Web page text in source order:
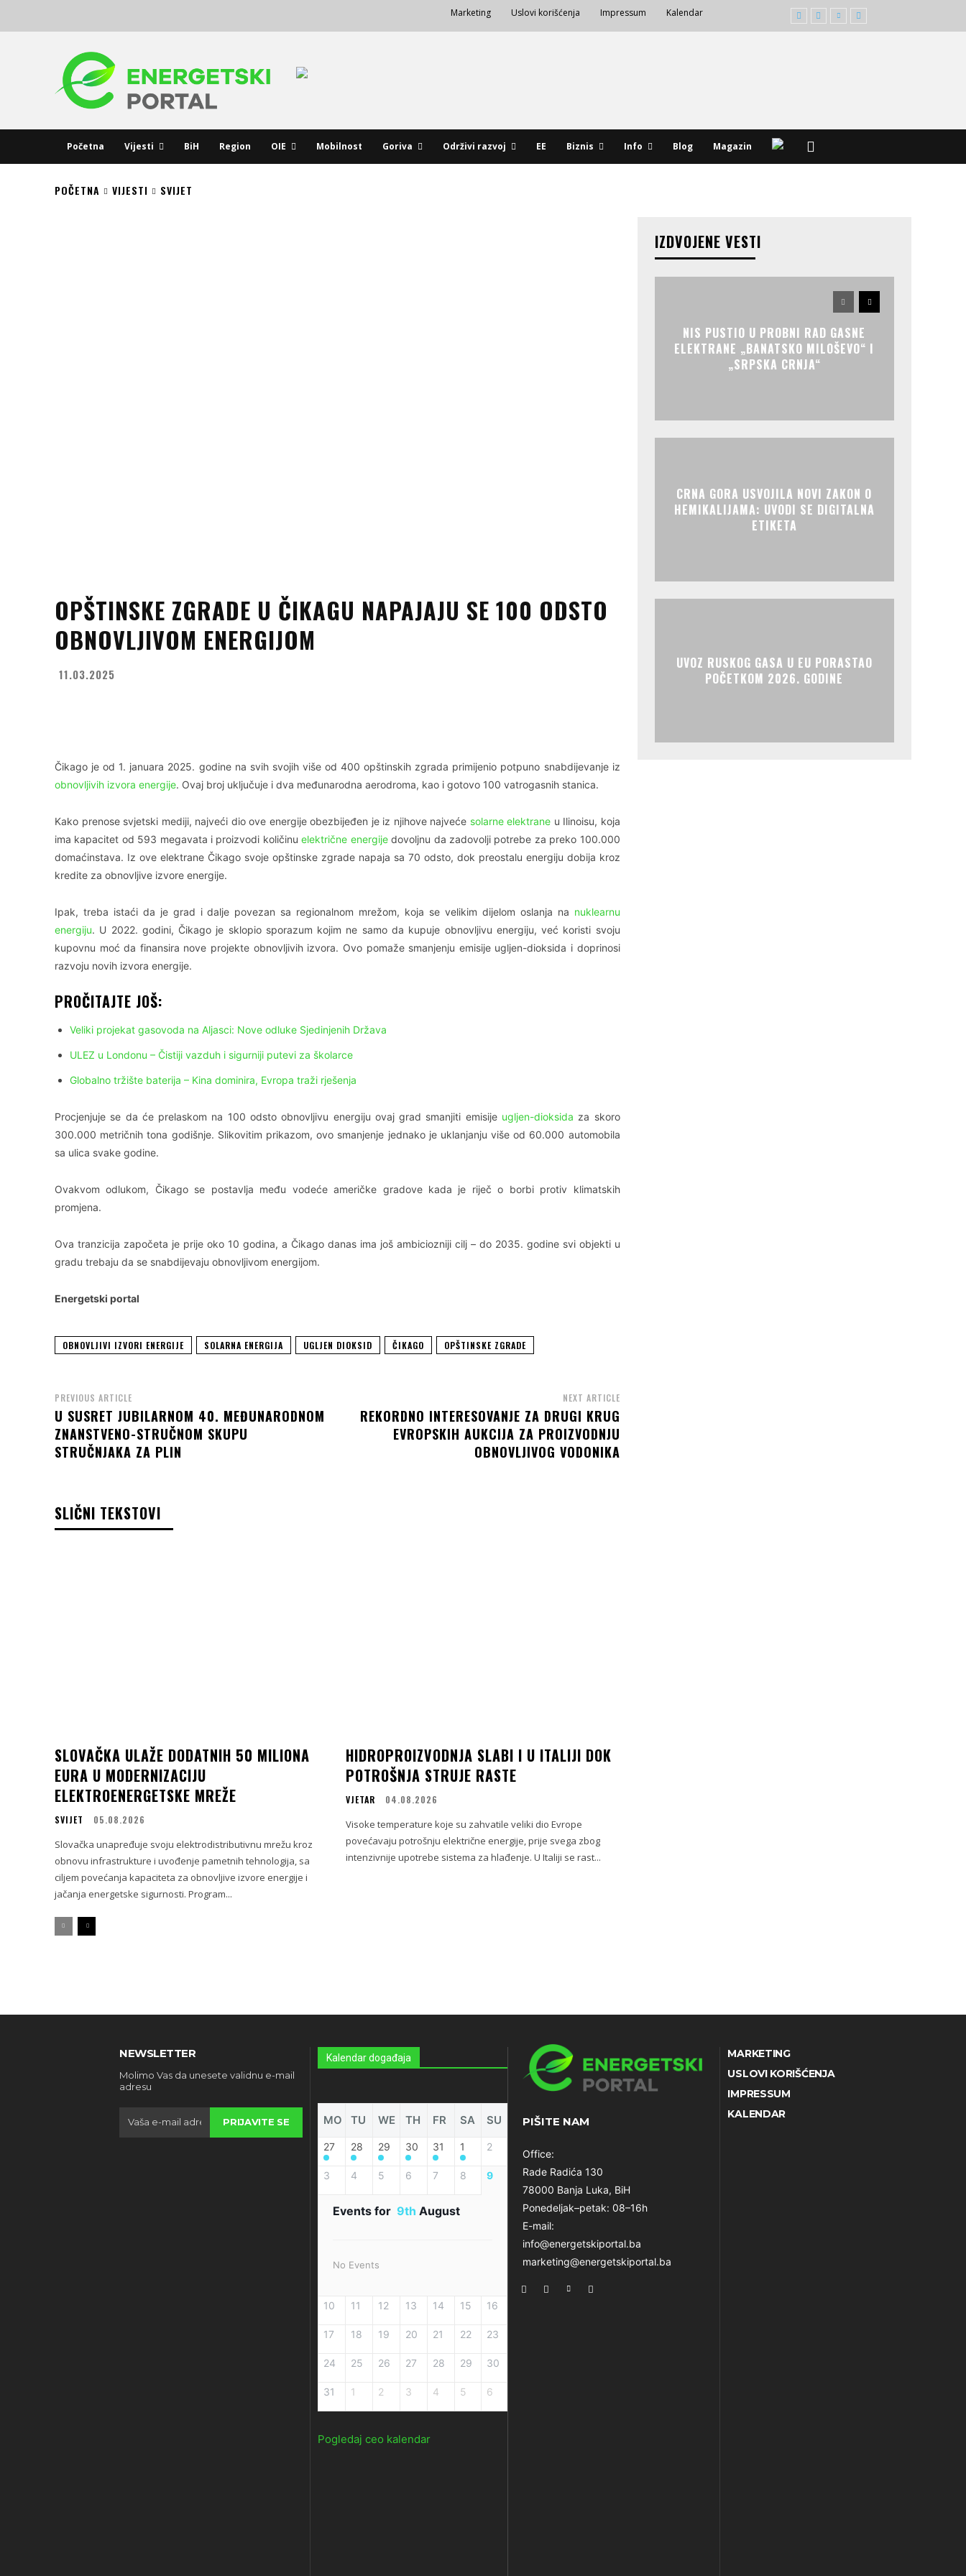
Marketing Uslovi korišćenja Impressum Kalendar
Početna Vijesti BiH Region OIE Mobilnost Goriva Održivi razvoj EE Biznis Info Blog Magazin
POČETNA VIJESTI SVIJET
OPŠTINSKE ZGRADE U ČIKAGU NAPAJAJU SE 100 ODSTO
OBNOVLJIVOM ENERGIJOM
11.03.2025
Čikago je od 1. januara 2025. godine na svih svojih više od 400 opštinskih zgrada primijenio potpuno snabdijevanje iz
obnovljivih izvora energije. Ovaj broj uključuje i dva međunarodna aerodroma, kao i gotovo 100 vatrogasnih stanica.
Kako prenose svjetski mediji, najveći dio ove energije obezbijeđen je iz njihove najveće solarne elektrane u Ilinoisu, koja
ima kapacitet od 593 megavata i proizvodi količinuelektrične energijedovoljnu da zadovolji potrebe za preko 100.000
domaćinstava. Iz ove elektrane Čikago svoje opštinske zgrade napaja sa 70 odsto, dok preostalu energiju dobija kroz
kredite za obnovljive izvore energije.
Ipak, treba istaći da je grad i dalje povezan sa regionalnom mrežom, koja se velikim dijelom oslanja na nuklearnu
energiju. U 2022. godini, Čikago je sklopio sporazum kojim ne samo da kupuje obnovljivu energiju, već koristi svoju
kupovnu moć da finansira nove projekte obnovljivih izvora. Ovo pomaže smanjenju emisije ugljen-dioksida i doprinosi
razvoju novih izvora energije.
PROČITAJTE JOŠ:
Veliki projekat gasovoda na Aljasci: Nove odluke Sjedinjenih Država
ULEZ u Londonu – Čistiji vazduh i sigurniji putevi za školarce
Globalno tržište baterija – Kina dominira, Evropa traži rješenja
Procjenjuje se da će prelaskom na 100 odsto obnovljivu energiju ovaj grad smanjiti emisije ugljen-dioksida za skoro
300.000 metričnih tona godišnje. Slikovitim prikazom, ovo smanjenje jednako je uklanjanju više od 60.000 automobila
sa ulica svake godine.
Ovakvom odlukom, Čikago se postavlja među vodeće američke gradove kada je riječ o borbi protiv klimatskih
promjena.
Ova tranzicija započeta je prije oko 10 godina, a Čikago danas ima još ambiciozniji cilj – do 2035. godine svi objekti u
gradu trebaju da se snabdijevaju obnovljivom energijom.
Energetski portal
OBNOVLJIVI IZVORI ENERGIJE SOLARNA ENERGIJA UGLJEN DIOKSID ČIKAGO OPŠTINSKE ZGRADE
PREVIOUS ARTICLE
U SUSRET JUBILARNOM 40. MEĐUNARODNOM
ZNANSTVENO-STRUČNOM SKUPU
STRUČNJAKA ZA PLIN
NEXT ARTICLE
REKORDNO INTERESOVANJE ZA DRUGI KRUG
EVROPSKIH AUKCIJA ZA PROIZVODNJU
OBNOVLJIVOG VODONIKA
SLIČNI TEKSTOVI
SLOVAČKA ULAŽE DODATNIH 50 MILIONA
EURA U MODERNIZACIJU
ELEKTROENERGETSKE MREŽE
SVIJET 05.08.2026
Slovačka unapređuje svoju elektrodistributivnu mrežu kroz
obnovu infrastrukture i uvođenje pametnih tehnologija, sa
ciljem povećanja kapaciteta za obnovljive izvore energije i
jačanja energetske sigurnosti. Program...
HIDROPROIZVODNJA SLABI I U ITALIJI DOK
POTROŠNJA STRUJE RASTE
VJETAR 04.08.2026
Visoke temperature koje su zahvatile veliki dio Evrope
povećavaju potrošnju električne energije, prije svega zbog
intenzivnije upotrebe sistema za hlađenje. U Italiji se rast...
IZDVOJENE VESTI
NIS PUSTIO U PROBNI RAD GASNE
ELEKTRANE „BANATSKO MILOŠEVO“ I
„SRPSKA CRNJA“
CRNA GORA USVOJILA NOVI ZAKON O
HEMIKALIJAMA: UVODI SE DIGITALNA
ETIKETA
UVOZ RUSKOG GASA U EU PORASTAO
POČETKOM 2026. GODINE
NEWSLETTER
Molimo Vas da unesete validnu e-mail
adresu
PRIJAVITE SE
Kalendar događaja
MO TU WE TH FR SA SU
27 28 29 30 31 1 2
3 4 5 6 7 8 9
Events for 9th August
No Events
10 11 12 13 14 15 16
17 18 19 20 21 22 23
24 25 26 27 28 29 30
31 1 2 3 4 5 6
Pogledaj ceo kalendar
PIŠITE NAM
Office:
Rade Radića 130
78000 Banja Luka, BiH
Ponedeljak–petak: 08–16h
E-mail:
info@energetskiportal.ba
marketing@energetskiportal.ba
MARKETING
USLOVI KORIŠĆENJA
IMPRESSUM
KALENDAR